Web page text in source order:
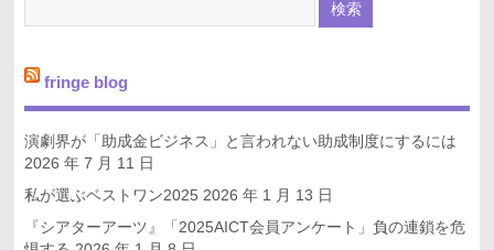
fringe blog
演劇界が「助成金ビジネス」と言われない助成制度にするには
2026 年 7 月 11 日
私が選ぶベストワン2025 2026 年 1 月 13 日
『シアターアーツ』「2025AICT会員アンケート」負の連鎖を危